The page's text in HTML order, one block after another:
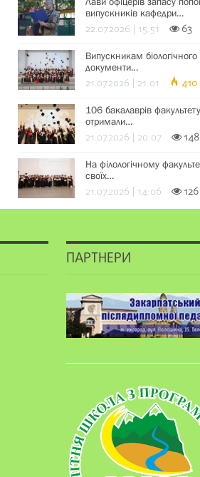
випускників кафедри…
22.07.2026 | 15:51 63
Випускникам
документи…
21.07.2026 | 21:01 410
106 бакалаврів
отримали…
21.07.2026 | 20:07 148
На філологічному
своїх…
21.07.2026 | 14:06 126
ПАРТНЕРИ